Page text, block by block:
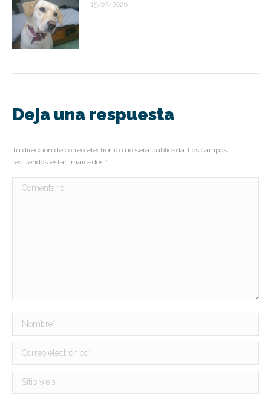
15/07/2026
Deja una respuesta
Tu dirección de correo electrónico no será publicada. Los campos
requeridos están marcados *
Comentario
Nombre *
Correo electrónico *
Sitio web